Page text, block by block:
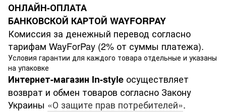
ОНЛАЙН-ОПЛАТА
БАНКОВСКОЙ КАРТОЙ WAYFORPAY
Комиссия за денежный перевод согласно
тарифам WayForPay (2% от суммы платежа).
Условия гарантии для каждого товара отдельные и указаны
на упаковке
Интернет-магазин In-style осуществляет
возврат и обмен товаров согласно Закону
Украины «О защите прав потребителей».